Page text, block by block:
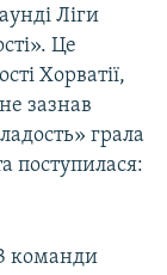
Ліги
Це
Хорватії,
зазнав
грала
поступилася:
команди